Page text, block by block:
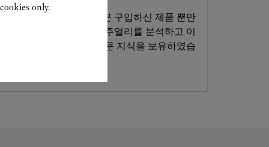
까르띠에 전문가들은 최근 구입하신 제품 뿐만
아니라 대대로 물려받은 주얼리를 분석하고 이
를 복원하는데 필요한 전문 지식을 보유하였습
only.